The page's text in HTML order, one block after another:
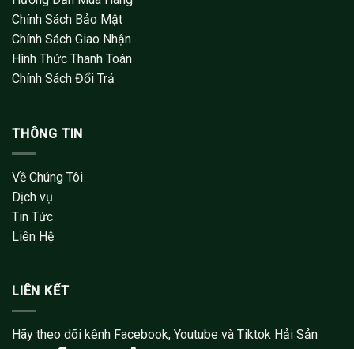
Chính Sách Bảo Mật
Chính Sách Giao Nhận
Hình Thức Thanh Toán
Chính Sách Đổi Trả
THÔNG TIN
Về Chúng Tôi
Dịch vụ
Tin Tức
Liên Hệ
LIÊN KẾT
Hãy theo dõi kênh Facebook, Youtube và Tiktok Hải Sản